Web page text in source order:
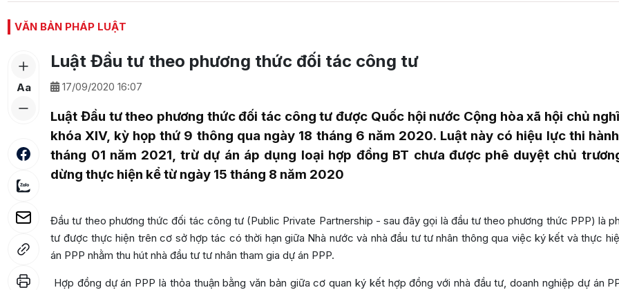
VĂN BẢN PHÁP LUẬT
Aa
Luật Đầu tư theo phương thức đối tác công tư
17/09/2020 16:07
Luật Đầu tư theo phương thức đối tác công tư được Quốc hội nước Cộng hòa xã hội chủ
khóa XIV, kỳ họp thứ 9 thông qua ngày 18 tháng 6 năm 2020. Luật này có hiệu lực thi
tháng 01 năm 2021, trừ dự án áp dụng loại hợp đồng BT chưa được phê duyệt chủ
dừng thực hiện kể từ ngày 15 tháng 8 năm 2020
Đầu tư theo phương thức đối tác công tư (Public Private Partnership - sau đây gọi là đầu tư theo phương thức PPP) là
tư được thực hiện trên cơ sở hợp tác có thời hạn giữa Nhà nước và nhà đầu tư tư nhân thông qua việc ký kết và thực
án PPP nhằm thu hút nhà đầu tư tư nhân tham gia dự án PPP.
Hợp đồng dự án PPP là thỏa thuận bằng văn bản giữa cơ quan ký kết hợp đồng với nhà đầu tư, doanh nghiệp dự án